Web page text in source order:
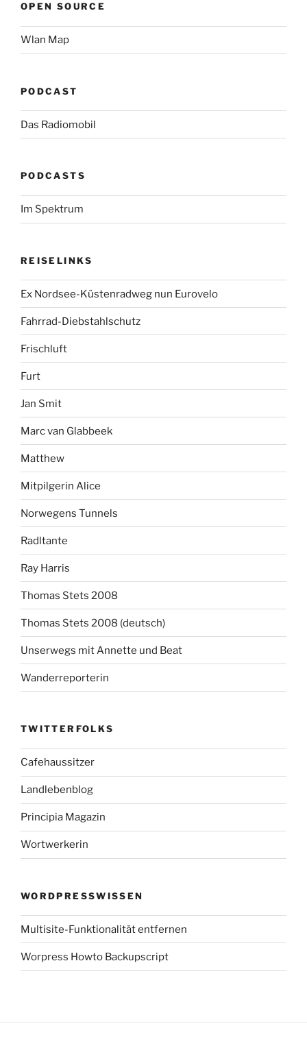
OPEN SOURCE
Wlan Map
PODCAST
Das Radiomobil
PODCASTS
Im Spektrum
REISELINKS
Ex Nordsee-Küstenradweg nun Eurovelo
Fahrrad-Diebstahlschutz
Frischluft
Furt
Jan Smit
Marc van Glabbeek
Matthew
Mitpilgerin Alice
Norwegens Tunnels
Radltante
Ray Harris
Thomas Stets 2008
Thomas Stets 2008 (deutsch)
Unserwegs mit Annette und Beat
Wanderreporterin
TWITTERFOLKS
Cafehaussitzer
Landlebenblog
Principia Magazin
Wortwerkerin
WORDPRESSWISSEN
Multisite-Funktionalität entfernen
Worpress Howto Backupscript